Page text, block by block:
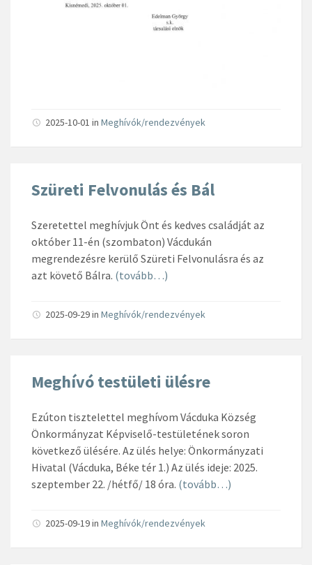
2025-10-01 in Meghívók/rendezvények
Szüreti Felvonulás és Bál
Szeretettel meghívjuk Önt és kedves családját az
október 11-én (szombaton) Vácdukán
megrendezésre kerülő Szüreti Felvonulásra és az
azt követő Bálra. (tovább…)
2025-09-29in Meghívók/rendezvények
Meghívó testületi ülésre
Ezúton tisztelettel meghívom Vácduka Község
Önkormányzat Képviselő-testületének soron
következő ülésére. Az ülés helye: Önkormányzati
Hivatal (Vácduka, Béke tér 1.) Az ülés ideje: 2025.
szeptember 22. /hétfő/ 18 óra. (tovább…)
2025-09-19in Meghívók/rendezvények